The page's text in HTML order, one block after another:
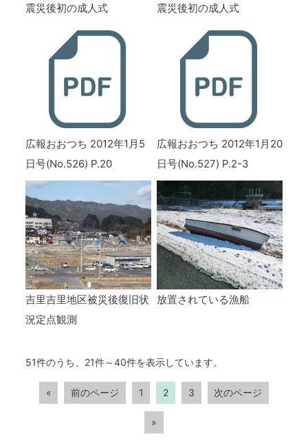
震災後初の成人式 震災後初の成人式
広報おおつち 2012年1月5
日号(No.526) P.20
広報おおつち 2012年1月20
日号(No.527) P.2-3
吉里吉里地区被災後復旧状
況定点観測
放置されている漁船
51件のうち、21件～40件を表示しています。
« 前のページ 1 2 3 次のページ
»